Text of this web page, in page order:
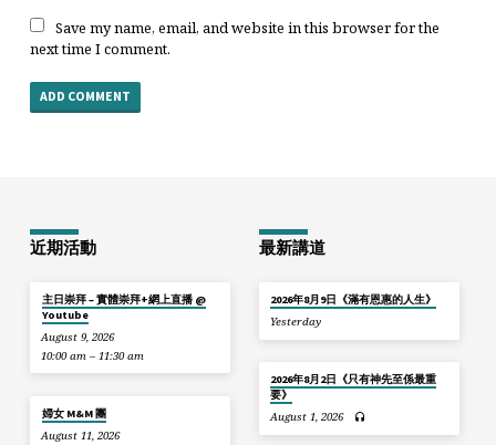
Save my name, email, and website in this browser for the
next time I comment.
近期活動
主日崇拜 – 實體崇拜+網上直播 @
Youtube
August 9, 2026
10:00 am – 11:30 am
婦女 M&M 團
August 11, 2026
最新講道
2026年8月9日《滿有恩惠的人生》
Yesterday
2026年8月2日《只有神先至係最重
要》
August 1, 2026